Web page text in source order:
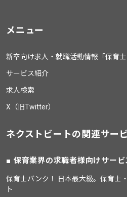
メニュー
新卒向け求人・就職活動情報「保育士
サービス紹介
求人検索
X（旧Twitter）
ネクストビートの関連サー
保育業界の求職者様向けサービ
保育士バンク！ 日本最大級。保育士
ト